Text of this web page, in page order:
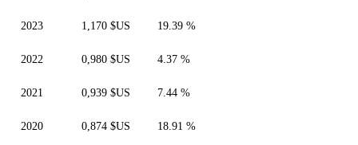
2023 1,170 $US 19.39 %
2022 0,980 $US 4.37 %
2021 0,939 $US 7.44 %
2020 0,874 $US 18.91 %